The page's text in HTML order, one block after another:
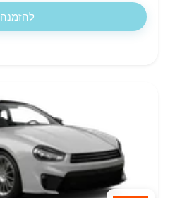
להזמנה